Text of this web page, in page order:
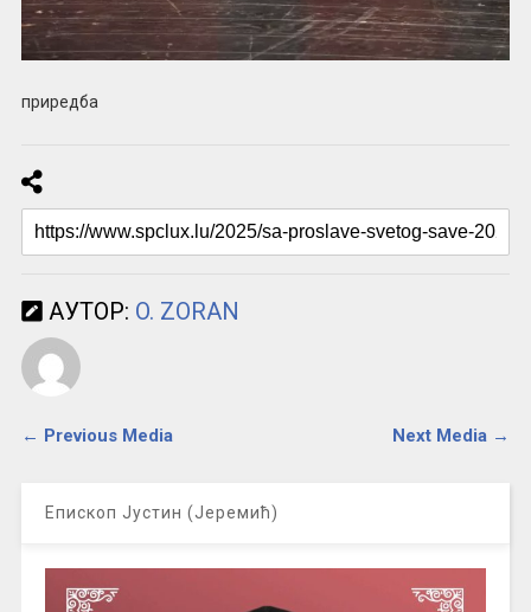
приредба
АУТОР: O. ZORAN
← Previous Media Next Media →
Епископ Јустин (Јеремић)